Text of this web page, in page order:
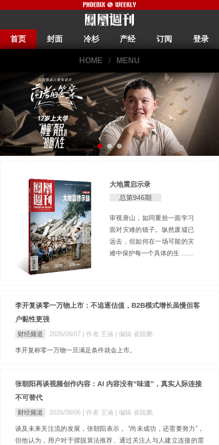
首页 封面 冷杉 产经 订阅 登录
HOME / MENU
大地震启示录
总第946期
审视唐山，如同重拾一面学习
面对灾难的镜子。纵然废墟已
远去，但如何在一场可能的灾
难中保护每一个具体的生 ......
李开复谈零一万物上市：不追逐估值，B2B模式增长虽慢但客
户黏性更强
财经频道 2026/08/07 | 作者 王涵 | 编辑 崔陆鹏
李开复称零一万物一旦满足条件就会上市。
张朝阳再谈视频创作内容：AI 内容没有“味道”，真实人际连接
不可替代
财经频道 2026/08/06 | 作者 王涵 | 编辑 崔陆鹏
谈及未来关注流的发展，张朝阳表示， “尚未成功，还需要努力”，
但他认为，用户对于摆脱算法推荐、通过关注人与人建立连接的需